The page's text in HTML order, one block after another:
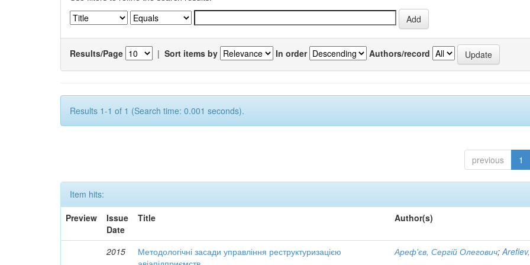
Results/Page | Sort items by In order Authors/record
Results 1-1 of 1 (Search time: 0.001 seconds).
previous 1
Item hits:
Preview
Issue
Date
Title Author(s)
2015
Методологічні засади управління реструктуризацією
Ареф'єв, Сергій Олегович;